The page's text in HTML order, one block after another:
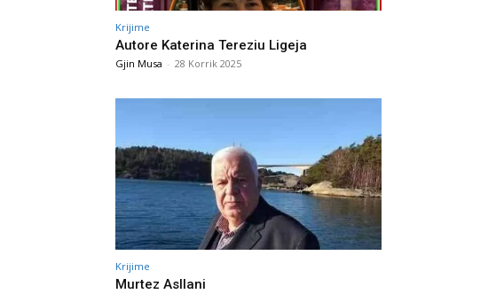
Krijime
Autore Katerina Tereziu Ligeja
Gjin Musa - 28 Korrik 2025
Krijime
Murtez Asllani